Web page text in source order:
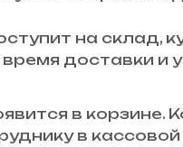
на склад,
доставки и
в корзине.
в